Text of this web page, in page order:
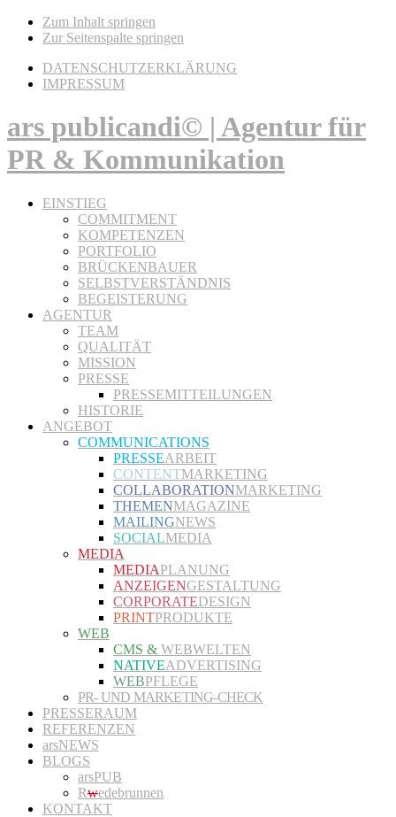
Zum Inhalt springen
Zur Seitenspalte springen
DATENSCHUTZERKLÄRUNG
IMPRESSUM
ars publicandi© | Agentur für
PR & Kommunikation
EINSTIEG
COMMITMENT
KOMPETENZEN
PORTFOLIO
BRÜCKENBAUER
SELBSTVERSTÄNDNIS
BEGEISTERUNG
AGENTUR
TEAM
QUALITÄT
MISSION
PRESSE
PRESSEMITTEILUNGEN
HISTORIE
ANGEBOT
COMMUNICATIONS
PRESSEARBEIT
CONTENTMARKETING
COLLABORATIONMARKETING
THEMENMAGAZINE
MAILINGNEWS
SOCIALMEDIA
MEDIA
MEDIAPLANUNG
ANZEIGENGESTALTUNG
CORPORATEDESIGN
PRINTPRODUKTE
WEB
CMS & WEBWELTEN
NATIVEADVERTISING
WEBPFLEGE
PR- UND MARKETING-CHECK
PRESSERAUM
REFERENZEN
arsNEWS
BLOGS
arsPUB
Rwedebrunnen
KONTAKT